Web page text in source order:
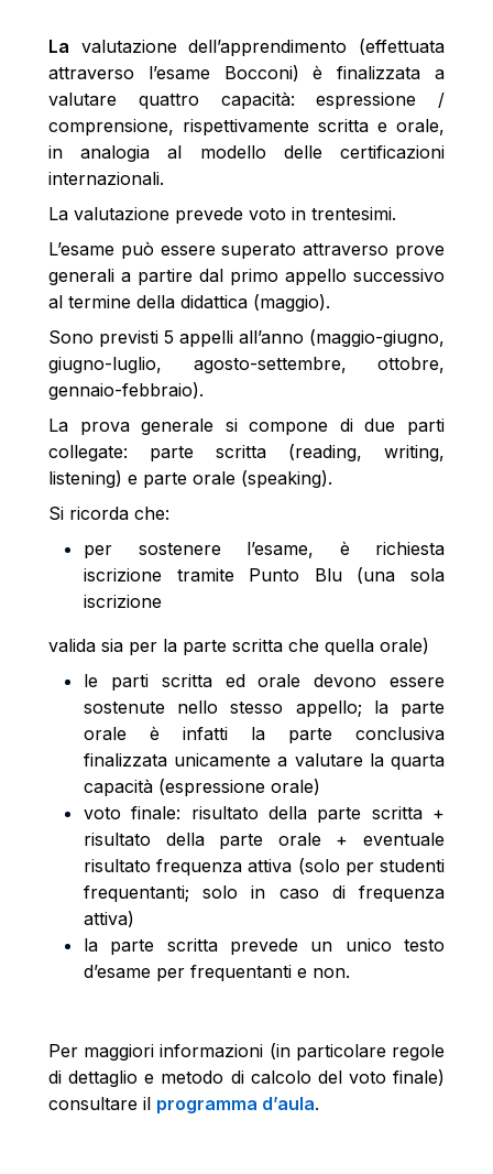
La valutazione dell’apprendimento (effettuata
attraverso l’esame Bocconi) è finalizzata a
valutare quattro capacità: espressione /
comprensione, rispettivamente scritta e orale,
in analogia al modello delle certificazioni
internazionali.
La valutazione prevede voto in trentesimi.
L’esame può essere superato attraverso prove
generali a partire dal primo appello successivo
al termine della didattica (maggio).
Sono previsti 5 appelli all’anno (maggio-giugno,
giugno-luglio, agosto-settembre, ottobre,
gennaio-febbraio).
La prova generale si compone di due parti
collegate: parte scritta (reading, writing,
listening) e parte orale (speaking).
Si ricorda che:
per sostenere l’esame, è richiesta
iscrizione tramite Punto Blu (una sola
iscrizione
valida sia per la parte scritta che quella orale)
le parti scritta ed orale devono essere
sostenute nello stesso appello; la parte
orale è infatti la parte conclusiva
finalizzata unicamente a valutare la quarta
capacità (espressione orale)
voto finale: risultato della parte scritta +
risultato della parte orale + eventuale
risultato frequenza attiva (solo per studenti
frequentanti; solo in caso di frequenza
attiva)
la parte scritta prevede un unico testo
d’esame per frequentanti e non.
Per maggiori informazioni (in particolare regole
di dettaglio e metodo di calcolo del voto finale)
consultare il programma d’aula.